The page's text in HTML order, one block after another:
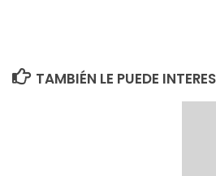
TAMBIÉN LE PUEDE